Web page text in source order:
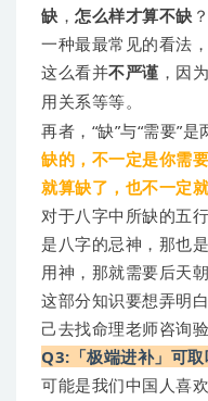
缺 ， 怎么样才算不缺 ？
一种最最常见的看法
这么看并不严谨 ，因
用关系等等。
再者，“缺”与“需要”是
缺的，不一定是你需
就算缺了，也不一定就
对于八字中所缺的五
是八字的忌神，那也
用神，那就需要后天
这部分知识要想弄明
己去找命理老师咨询验
Q3:「极端进补」可取
可能是我们中国人喜